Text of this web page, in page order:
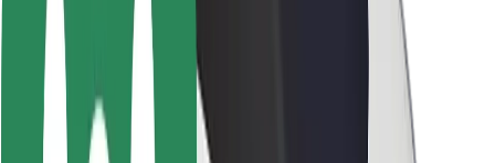
Varnost voznikov
Varnost skirojev
Varnostni kotiček
Mesta